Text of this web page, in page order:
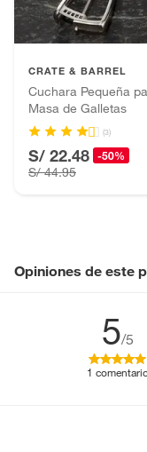
Pinturas de color a
Plantas.
Productos que
Baterías de auto.
Motocicletas y
Licores y cigarros
CRATE & BARREL
Cuchara Pequeña
Masa de Galletas
(3)
S/ 22.48 -50%
S/ 44.95
Opiniones de este
5/5
1